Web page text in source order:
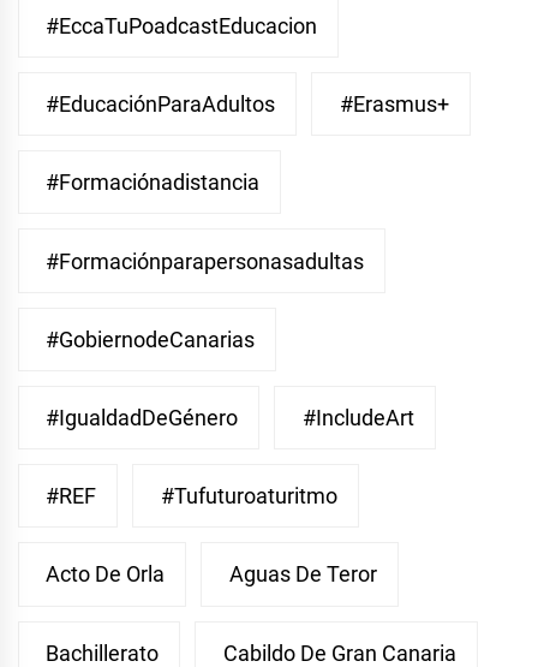
#EccaTuPoadcastEducacion
#EducaciónParaAdultos #Erasmus+
#Formaciónadistancia
#Formaciónparapersonasadultas
#GobiernodeCanarias
#IgualdadDeGénero #IncludeArt
#REF #Tufuturoaturitmo
Acto De Orla Aguas De Teror
Bachillerato Cabildo De Gran Canaria